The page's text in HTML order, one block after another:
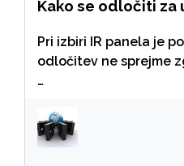
Kako se odločiti za
Pri izbiri IR panela je
odločitev ne sprejme
…